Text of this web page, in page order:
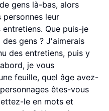
gens là-bas, alors
personnes leur
Que puis-je
gens ? J'aimerais
des entretiens, puis y
je vous
feuille, quel âge avez-
êtes-vous
le en mots et